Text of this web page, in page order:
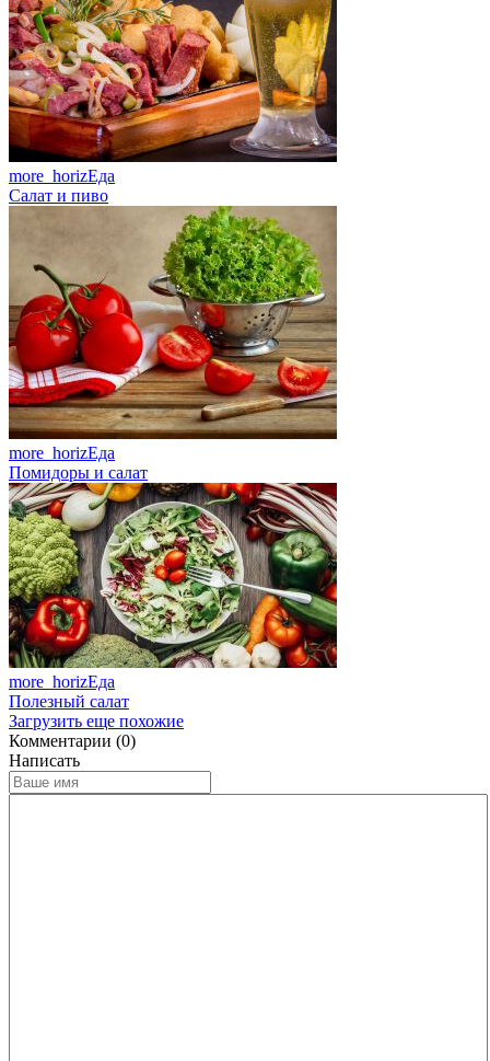
more_horizЕда
Салат и пиво
more_horizЕда
Помидоры и салат
more_horizЕда
Полезный салат
Загрузить еще похожие
Комментарии (0)
Написать